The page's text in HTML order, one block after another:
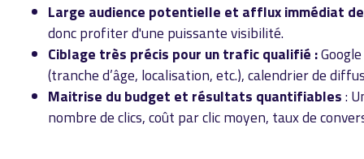
Large audience potentielle et afflux immédiat
donc profiter d'une puissante visibilité.
Ciblage très précis pour un trafic qualifié :
(tranche d’âge, localisation, etc.), calendrier de
Maitrise du budget et résultats quantifiables:
nombre de clics, coût par clic moyen, taux de